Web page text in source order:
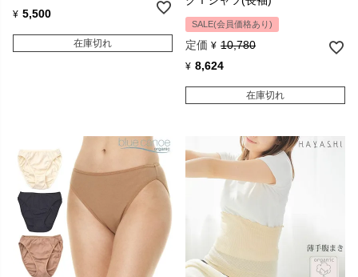
¥ 5,500
在庫切れ
SALE(会員価格あり)
定価 ¥ 10,780
¥ 8,624
在庫切れ